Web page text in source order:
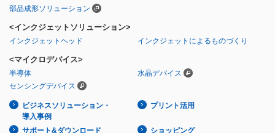
部品成形ソリューション
<インクジェットソリューション>
インクジェットヘッド インクジェットによるものづくり
<マイクロデバイス>
半導体
水晶デバイス
センシングデバイス
ビジネスソリューション・
導入事例
プリント活用
サポート&ダウンロード ショッピング